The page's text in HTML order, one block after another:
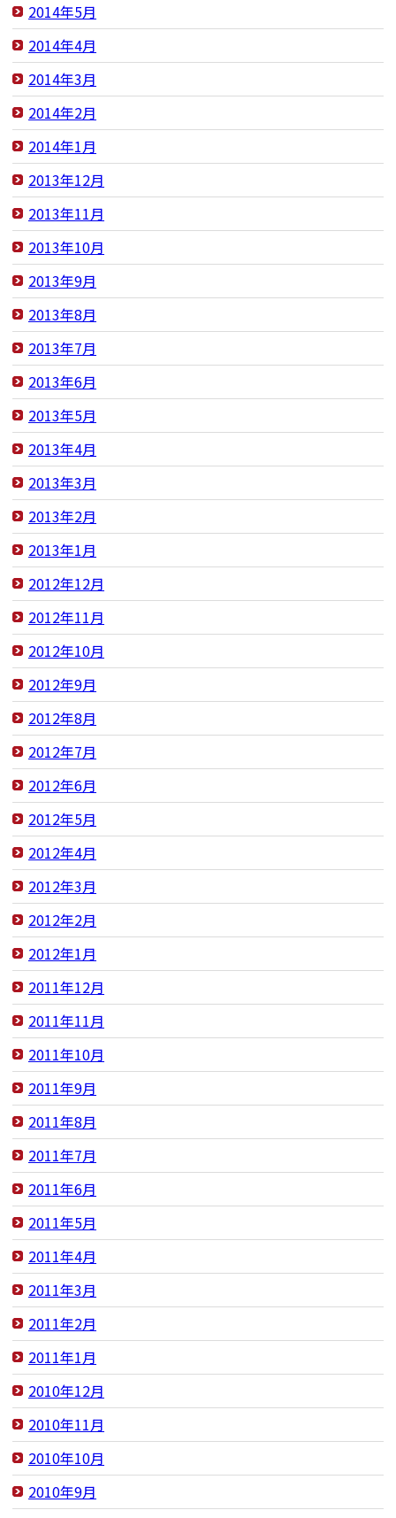
2014年5月
2014年4月
2014年3月
2014年2月
2014年1月
2013年12月
2013年11月
2013年10月
2013年9月
2013年8月
2013年7月
2013年6月
2013年5月
2013年4月
2013年3月
2013年2月
2013年1月
2012年12月
2012年11月
2012年10月
2012年9月
2012年8月
2012年7月
2012年6月
2012年5月
2012年4月
2012年3月
2012年2月
2012年1月
2011年12月
2011年11月
2011年10月
2011年9月
2011年8月
2011年7月
2011年6月
2011年5月
2011年4月
2011年3月
2011年2月
2011年1月
2010年12月
2010年11月
2010年10月
2010年9月